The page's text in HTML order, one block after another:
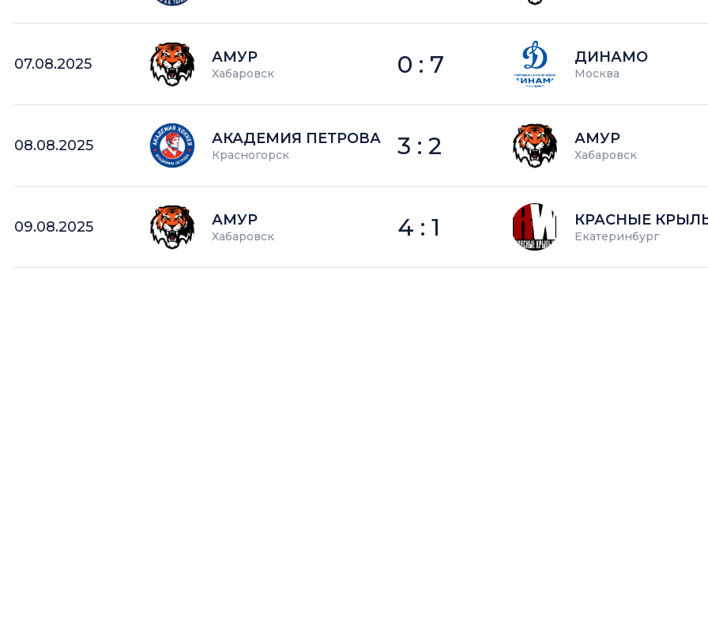
07.08.2025 АМУР
Хабаровск 0 : 7 ДИНАМО
Москва
08.08.2025 АКАДЕМИЯ ПЕТРОВА
Красногорск 3 : 2 АМУР
Хабаровск
09.08.2025 АМУР
Хабаровск 4 : 1 КРАСНЫЕ
Екатеринбург